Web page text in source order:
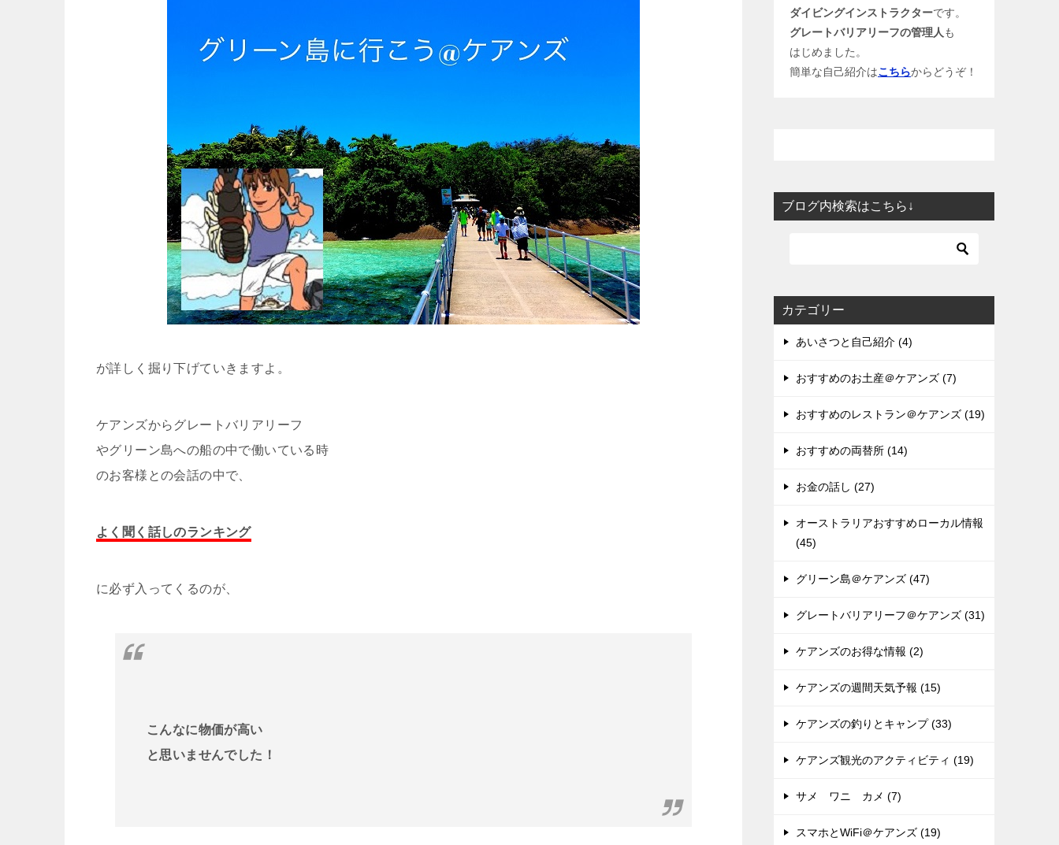
が詳しく掘り下げていきますよ。
ケアンズからグレートバリアリーフ
やグリーン島への船の中で働いている時
のお客様との会話の中で、
よく聞く話しのランキング
に必ず入ってくるのが、
こんなに物価が高い
と思いませんでした！
ダイビングインストラクターです。
グレートバリアリーフの管理人 も
はじめました。
簡単な自己紹介はこちらからどうぞ！
ブログ内検索はこちら↓
カテゴリー
あいさつと自己紹介 (4)
おすすめのお土産＠ケアンズ (7)
おすすめのレストラン＠ケアンズ (19)
おすすめの両替所 (14)
お金の話し (27)
オーストラリアおすすめローカル情報
(45)
グリーン島＠ケアンズ (47)
グレートバリアリーフ＠ケアンズ (31)
ケアンズのお得な情報 (2)
ケアンズの週間天気予報 (15)
ケアンズの釣りとキャンプ (33)
ケアンズ観光のアクティビティ (19)
サメ ワニ カメ (7)
スマホとWiFi＠ケアンズ (19)